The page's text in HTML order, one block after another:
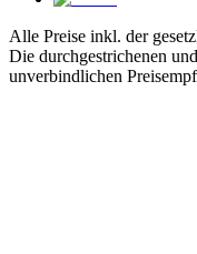
Alle Preise inkl. der
Die durchgestrichenen
unverbindlichen